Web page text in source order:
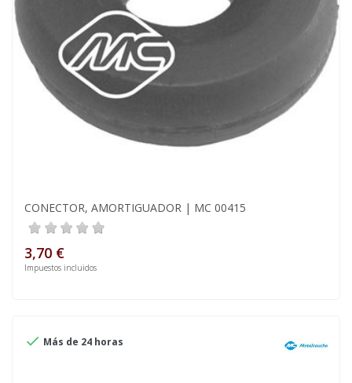
CONECTOR, AMORTIGUADOR | MC 00415
3,70 €
Impuestos incluidos
 Más de 24 horas